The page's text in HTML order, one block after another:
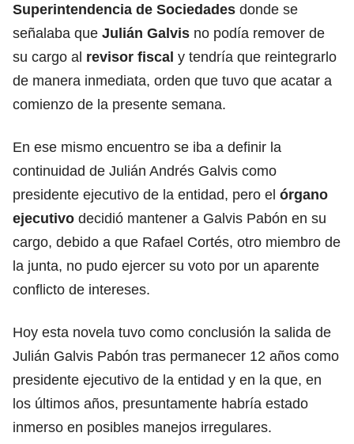
Superintendencia de Sociedades donde se
señalaba que Julián Galvis no podía remover de
su cargo al revisor fiscal y tendría que reintegrarlo
de manera inmediata, orden que tuvo que acatar a
comienzo de la presente semana.
En ese mismo encuentro se iba a definir la
continuidad de Julián Andrés Galvis como
presidente ejecutivo de la entidad, pero el órgano
ejecutivo decidió mantener a Galvis Pabón en su
cargo, debido a que Rafael Cortés, otro miembro de
la junta, no pudo ejercer su voto por un aparente
conflicto de intereses.
Hoy esta novela tuvo como conclusión la salida de
Julián Galvis Pabón tras permanecer 12 años como
presidente ejecutivo de la entidad y en la que, en
los últimos años, presuntamente habría estado
inmerso en posibles manejos irregulares.